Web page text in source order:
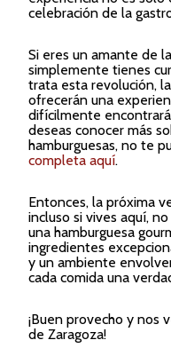
celebración de la
Si eres un amante de
simplemente tienes
trata esta revolución,
ofrecerán una
difícilmente
deseas conocer más
hamburguesas, no te
completa aquí.
Entonces, la próxima
incluso si vives aquí,
una hamburguesa
ingredientes
y un ambiente
cada comida una
¡Buen provecho y nos
de Zaragoza!